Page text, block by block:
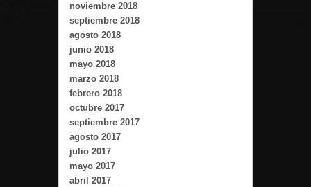
noviembre 2018
septiembre 2018
agosto 2018
junio 2018
mayo 2018
marzo 2018
febrero 2018
octubre 2017
septiembre 2017
agosto 2017
julio 2017
mayo 2017
abril 2017